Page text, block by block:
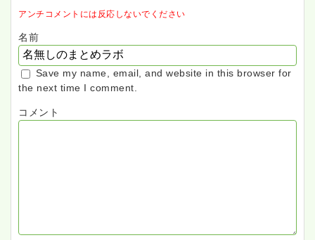
アンチコメントには反応しないでください
名前
Save my name, email, and website in this browser for
the next time I comment.
コメント